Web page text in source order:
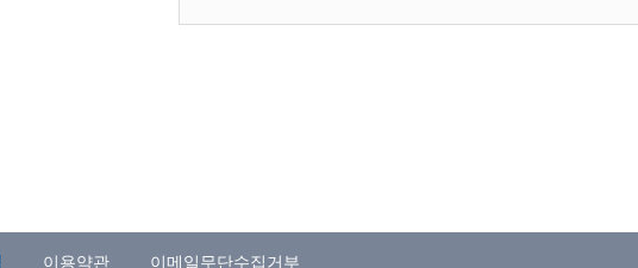
이용약관 이메일무단수집거부